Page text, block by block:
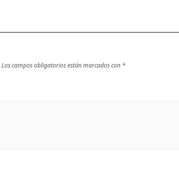
Los campos obligatorios están marcados con *